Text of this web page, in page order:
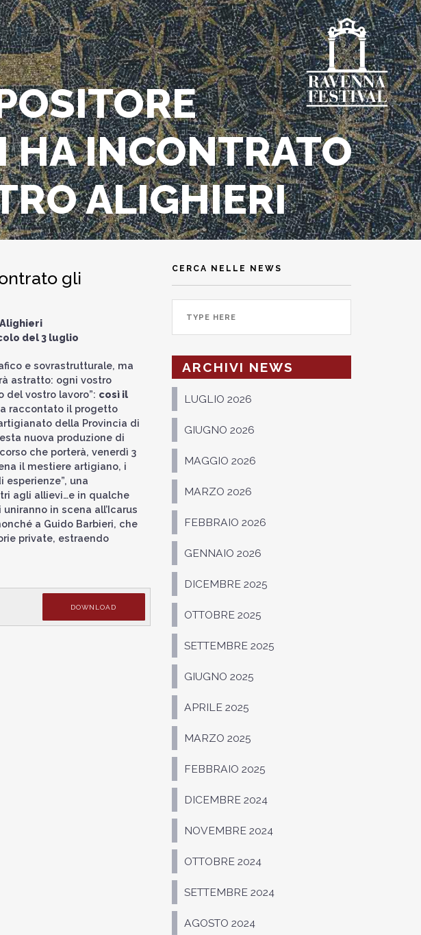
HA INCONTRATO
ALIGHIERI
gli
del 3 luglio
e sovrastrutturale, ma
astratto: ogni vostro
del vostro lavoro”: così il
raccontato il progetto
della Provincia di
nuova produzione di
che porterà, venerdì 3
il mestiere artigiano, i
una
agli allievi…e in qualche
in scena all’Icarus
a Guido Barbieri, che
private, estraendo
DOWNLOAD
CERCA NELLE NEWS
ARCHIVI NEWS
LUGLIO 2026
GIUGNO 2026
MAGGIO 2026
MARZO 2026
FEBBRAIO 2026
GENNAIO 2026
DICEMBRE 2025
OTTOBRE 2025
SETTEMBRE 2025
GIUGNO 2025
APRILE 2025
MARZO 2025
FEBBRAIO 2025
DICEMBRE 2024
NOVEMBRE 2024
OTTOBRE 2024
SETTEMBRE 2024
AGOSTO 2024